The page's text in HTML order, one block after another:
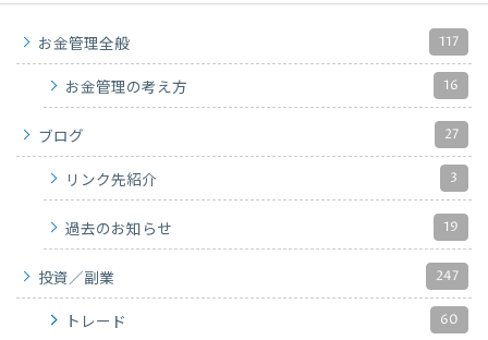
お金管理全般 117
お金管理の考え方 16
ブログ 27
リンク先紹介 3
過去のお知らせ 19
投資／副業 247
トレード 60